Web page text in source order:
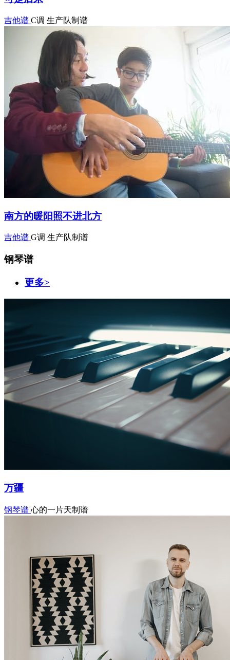
吉他谱 C调 生产队制谱
南方的暖阳照不进北方
吉他谱 G调 生产队制谱
钢琴谱
更多>
万疆
钢琴谱 心的一片天制谱